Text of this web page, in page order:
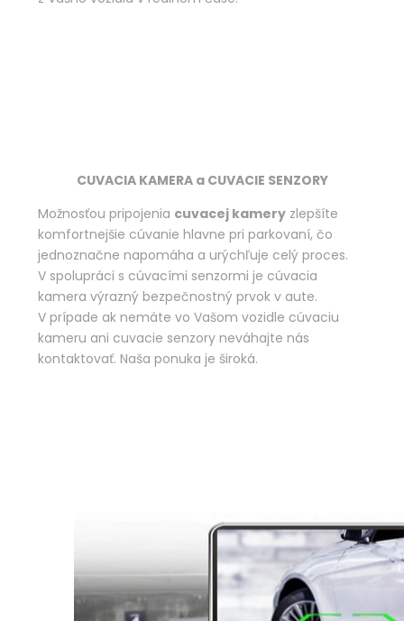
CUVACIA KAMERA a CUVACIE SENZORY
Možnosťou pripojenia cuvacej kamery zlepšíte
komfortnejšie cúvanie hlavne pri parkovaní, čo
jednoznačne napomáha a urýchľuje celý proces.
V spolupráci s cúvacími senzormi je cúvacia
kamera výrazný bezpečnostný prvok v aute.
V prípade ak nemáte vo Vašom vozidle cúvaciu
kameru ani cuvacie senzory neváhajte nás
kontaktovať. Naša ponuka je široká.